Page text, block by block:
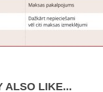
ALSO LIKE...